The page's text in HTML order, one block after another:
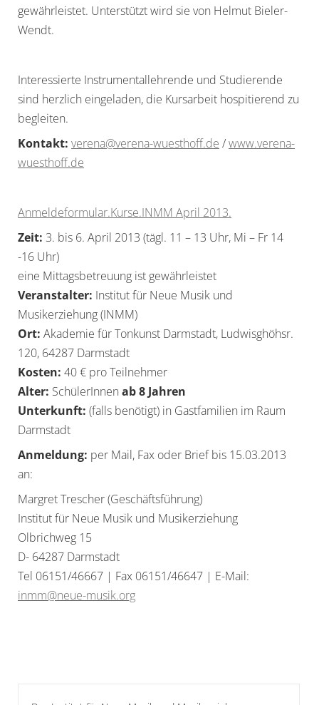
gewährleistet. Unterstützt wird sie von Helmut Bieler-
Wendt.
Interessierte Instrumentallehrende und Studierende
sind herzlich eingeladen, die Kursarbeit hospitierend zu
begleiten.
Kontakt: verena@verena-wuesthoff.de /www.verena-
wuesthoff.de
Anmeldeformular.Kurse.INMM April 2013.
Zeit: 3. bis 6. April 2013 (tägl. 11 – 13 Uhr, Mi – Fr 14
-16 Uhr)
eine Mittagsbetreuung ist gewährleistet
Veranstalter: Institut für Neue Musik und
Musikerziehung (INMM)
Ort: Akademie für Tonkunst Darmstadt, Ludwisghöhsr.
120, 64287 Darmstadt
Kosten: 40 € pro Teilnehmer
Alter: SchülerInnen ab 8 Jahren
Unterkunft: (falls benötigt) in Gastfamilien im Raum
Darmstadt
Anmeldung: per Mail, Fax oder Brief bis 15.03.2013
an:
Margret Trescher (Geschäftsführung)
Institut für Neue Musik und Musikerziehung
Olbrichweg 15
D- 64287 Darmstadt
Tel 06151/46667 | Fax 06151/46647 | E-Mail:
inmm@neue-musik.org